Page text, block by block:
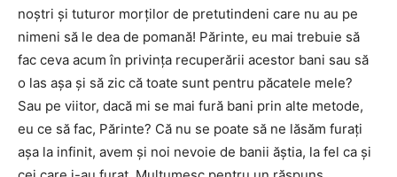
noștri și tuturor morților de pretutindeni care nu au pe
nimeni să le dea de pomană! Părinte, eu mai trebuie să
fac ceva acum în privința recuperării acestor bani sau să
o las așa și să zic că toate sunt pentru păcatele mele?
Sau pe viitor, dacă mi se mai fură bani prin alte metode,
eu ce să fac, Părinte? Că nu se poate să ne lăsăm furați
așa la infinit, avem și noi nevoie de banii ăștia, la fel ca și